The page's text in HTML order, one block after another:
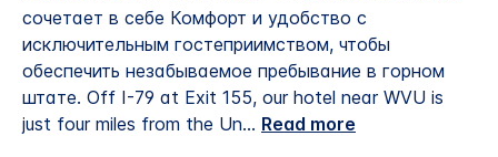
сочетает в себе Комфорт и удобство с
исключительным гостеприимством, чтобы
обеспечить незабываемое пребывание в горном
штате. Off I-79 at Exit 155, our hotel near WVU is
just four miles from the Un... Read more